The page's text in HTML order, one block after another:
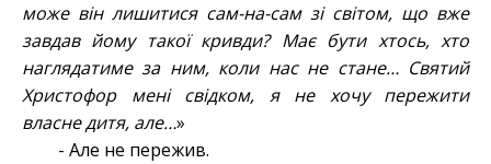
може він лишитися сам-на-сам зі світом, що вже
завдав йому такої кривди? Має бути хтось, хто
наглядатиме за ним, коли нас не стане… Святий
Христофор мені свідком, я не хочу пережити
власне дитя, але…»
- Але не пережив.